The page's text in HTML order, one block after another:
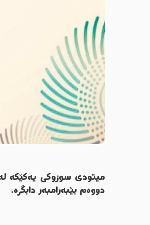
میتودی سوزوکی یەکێکە
دووەم بێبەرامبەر دابگرە.